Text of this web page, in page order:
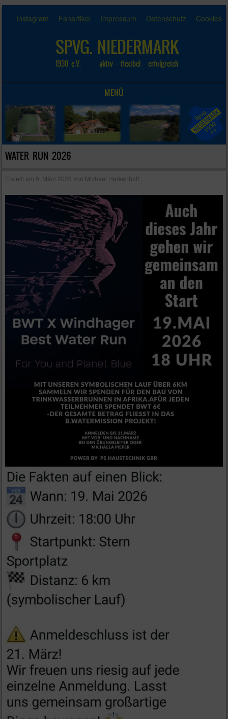
Instagram Fanartikel Impressum Datenschutz Cookies
SPVG. NIEDERMARK
1930 e.V. aktiv – flexibel – erfolgreich
MENÜ
SKIP TO CONTENT
WATER RUN 2026
Erstellt am 9. März 2026 von Michael Herkenhoff